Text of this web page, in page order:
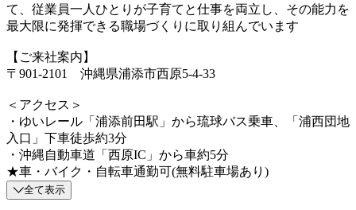
て、従業員一人ひとりが子育てと仕事を両立し、その能力を
最大限に発揮できる職場づくりに取り組んでいます
【ご来社案内】
〒901-2101 沖縄県浦添市西原5-4-33
＜アクセス＞
・ゆいレール「浦添前田駅」から琉球バス乗車、「浦西団地
入口」下車徒歩約3分
・沖縄自動車道「西原IC」から車約5分
★車・バイク・自転車通勤可(無料駐車場あり)
全て表示